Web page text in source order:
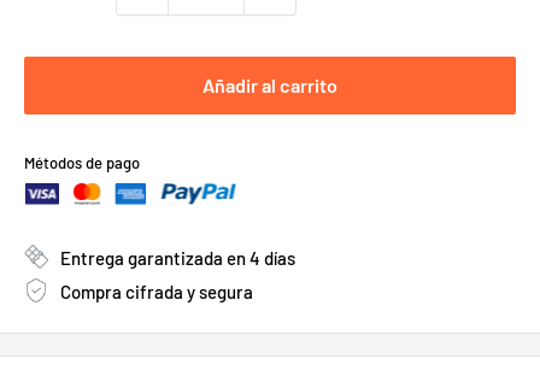
Añadir al carrito
Métodos de pago
Entrega garantizada en 4 días
Compra cifrada y segura